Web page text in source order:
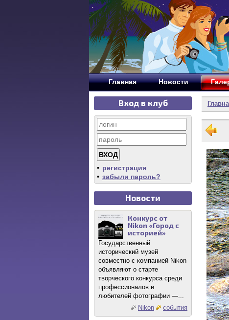
Главная Новости
Вход в клуб
• регистрация
• забыли пароль?
Новости
Конкурс от
Nikon «Город с
историей»
Государственный
исторический музей
совместно с компанией Nikon
объявляют о старте
творческого конкурса среди
профессионалов и
любителей фотографии —...
Nikon
события